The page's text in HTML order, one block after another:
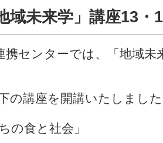
域未来学」講座13・
携センターでは、「地域未
の講座を開講いたしまし
の食と社会」